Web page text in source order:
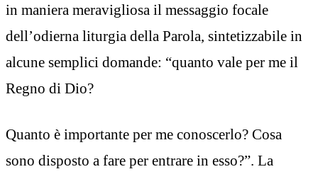
in maniera meravigliosa il messaggio focale
dell’odierna liturgia della Parola, sintetizzabile in
alcune semplici domande: “quanto vale per me il
Regno di Dio?
Quanto è importante per me conoscerlo? Cosa
sono disposto a fare per entrare in esso?”. La